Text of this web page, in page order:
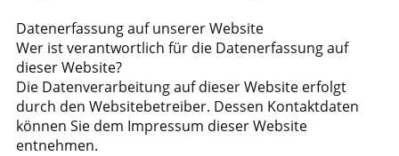
Datenerfassung auf unserer Website
Wer ist verantwortlich für die Datenerfassung auf
dieser Website?
Die Datenverarbeitung auf dieser Website erfolgt
durch den Websitebetreiber. Dessen Kontaktdaten
können Sie dem Impressum dieser Website
entnehmen.